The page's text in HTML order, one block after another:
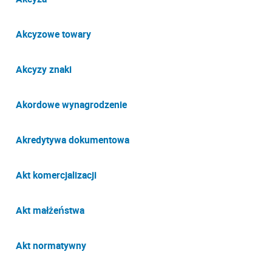
Akcyzowe towary
Akcyzy znaki
Akordowe wynagrodzenie
Akredytywa dokumentowa
Akt komercjalizacji
Akt małżeństwa
Akt normatywny